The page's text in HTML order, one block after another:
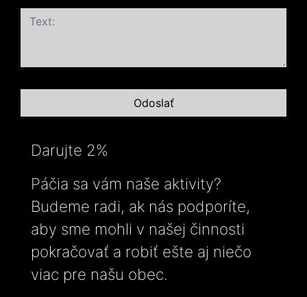
Darujte 2%
Páčia sa vám naše aktivity?
Budeme radi, ak nás podporíte,
aby sme mohli v našej činnosti
pokračovať a robiť ešte aj niečo
viac pre našu obec.